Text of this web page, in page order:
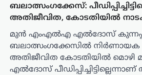
ബലാത്സംഗക്കേസ്:
അതിജീവിത, കോടതിയിൽ
മുൻ എംഎൽഎ എൽദോസ്
ബലാത്സംഗക്കേസിൽ നിർണായക
അതിജീവിത കോടതിയിൽ മൊഴി
എൽദോസ്